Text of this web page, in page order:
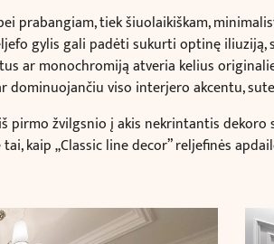
prabangiam, tiek šiuolaikiškam,
gylis gali padėti sukurti optinę iliuziją,
ar monochromiją atveria kelius
dominuojančiu viso interjero akcentu,
pirmo žvilgsnio į akis nekrintantis
tai, kaip „Classic line decor” reljefinės